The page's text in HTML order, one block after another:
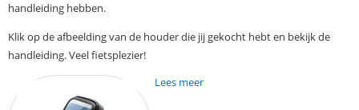
handleiding hebben.
Klik op de afbeelding van de houder die jij gekocht hebt en bekijk de
handleiding. Veel fietsplezier!
Lees meer